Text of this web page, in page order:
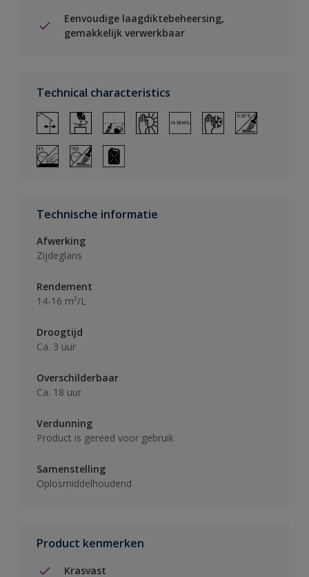
Eenvoudige laagdiktebeheersing,
gemakkelijk verwerkbaar
Technical characteristics
Technische informatie
Afwerking
Zijdeglans
Rendement
14-16 m²/L
Droogtijd
Ca. 3 uur
Overschilderbaar
Ca. 18 uur
Verdunning
Product is gereed voor gebruik
Samenstelling
Oplosmiddelhoudend
Product kenmerken
Krasvast